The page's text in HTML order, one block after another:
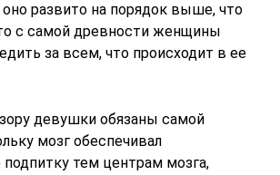
развито на порядок выше, что
с самой древности женщины
за всем, что происходит в ее
девушки обязаны самой
мозг обеспечивал
тем центрам мозга,